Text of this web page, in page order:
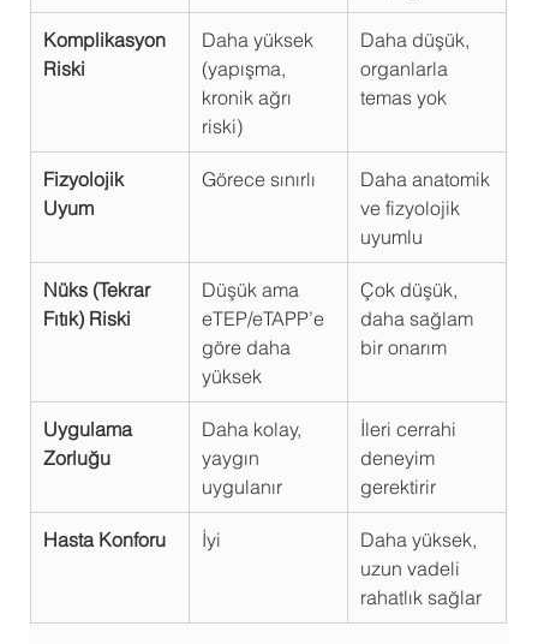
Komplikasyon
Riski
Daha yüksek
(yapışma,
kronik ağrı
riski)
Daha düşük,
organlarla
temas yok
Fizyolojik
Uyum
Görece sınırlı
Daha anatomik
ve fizyolojik
uyumlu
Nüks (Tekrar
Fıtık) Riski
Düşük ama
eTEP/eTAPP’e
göre daha
yüksek
Çok düşük,
daha sağlam
bir onarım
Uygulama
Zorluğu
Daha kolay,
yaygın
uygulanır
İleri cerrahi
deneyim
gerektirir
Hasta Konforu İyi
Daha yüksek,
uzun vadeli
rahatlık sağlar